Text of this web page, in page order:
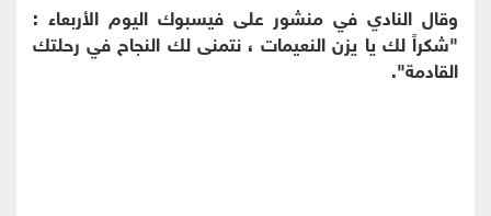
وقال النادي في منشور على فيسبوك اليوم الأربعاء :
"شكراً لك يا يزن النعيمات ، نتمنى لك النجاح في رحلتك
القادمة".